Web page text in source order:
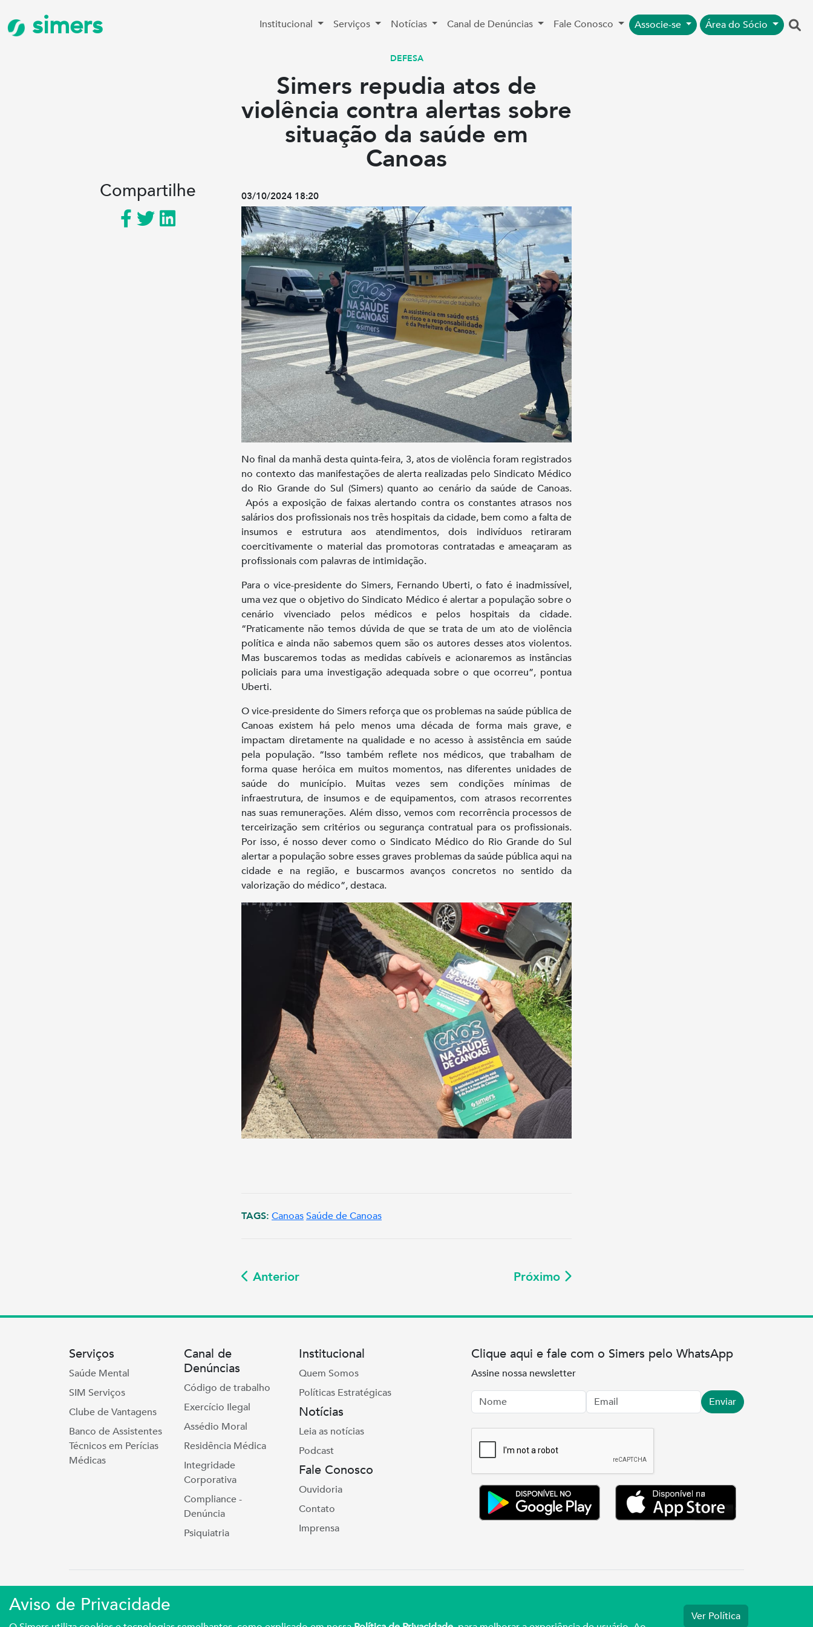
simers Institucional Serviços Notícias Canal de Denúncias Fale Conosco Associe-se Área do Sócio
DEFESA
Simers repudia atos de
violência contra alertas sobre
situação da saúde em
Canoas
Compartilhe 03/10/2024 18:20
No final da manhã desta quinta-feira, 3, atos de violência foram registrados
no contexto das manifestações de alerta realizadas pelo Sindicato Médico
do Rio Grande do Sul (Simers) quanto ao cenário da saúde de Canoas.
Após a exposição de faixas alertando contra os constantes atrasos nos
salários dos profissionais nos três hospitais da cidade, bem como a falta de
insumos e estrutura aos atendimentos, dois indivíduos retiraram
coercitivamente o material das promotoras contratadas e ameaçaram as
profissionais com palavras de intimidação.
Para o vice-presidente do Simers, Fernando Uberti, o fato é inadmissível,
uma vez que o objetivo do Sindicato Médico é alertar a população sobre o
cenário vivenciado pelos médicos e pelos hospitais da cidade.
“Praticamente não temos dúvida de que se trata de um ato de violência
política e ainda não sabemos quem são os autores desses atos violentos.
Mas buscaremos todas as medidas cabíveis e acionaremos as instâncias
policiais para uma investigação adequada sobre o que ocorreu”, pontua
Uberti.
O vice-presidente do Simers reforça que os problemas na saúde pública de
Canoas existem há pelo menos uma década de forma mais grave, e
impactam diretamente na qualidade e no acesso à assistência em saúde
pela população. “Isso também reflete nos médicos, que trabalham de
forma quase heróica em muitos momentos, nas diferentes unidades de
saúde do município. Muitas vezes sem condições mínimas de
infraestrutura, de insumos e de equipamentos, com atrasos recorrentes
nas suas remunerações. Além disso, vemos com recorrência processos de
terceirização sem critérios ou segurança contratual para os profissionais.
Por isso, é nosso dever como o Sindicato Médico do Rio Grande do Sul
alertar a população sobre esses graves problemas da saúde pública aqui na
cidade e na região, e buscarmos avanços concretos no sentido da
valorização do médico”, destaca.
TAGS: CanoasSaúde de Canoas
Anterior Próximo
Aviso de Privacidade Ver Política
Serviços
Saúde Mental
SIM Serviços
Clube de Vantagens
Banco de Assistentes
Técnicos em Perícias
Médicas
Canal de
Denúncias
Código de trabalho
Exercício Ilegal
Assédio Moral
Residência Médica
Integridade
Corporativa
Compliance -
Denúncia
Psiquiatria
Institucional
Quem Somos
Políticas Estratégicas
Notícias
Leia as notícias
Podcast
Fale Conosco
Ouvidoria
Contato
Imprensa
Clique aqui e fale com o Simers pelo WhatsApp
Assine nossa newsletter
Nome
Email Enviar
Simers © 2023 | Rua Coronel Corte Real, 975 Petrópolis | Porto Alegre | (51) 3027.3737
Sindicato Médico Do Rio Grande Do Sul – CNPJ 92.990.498/0001-03